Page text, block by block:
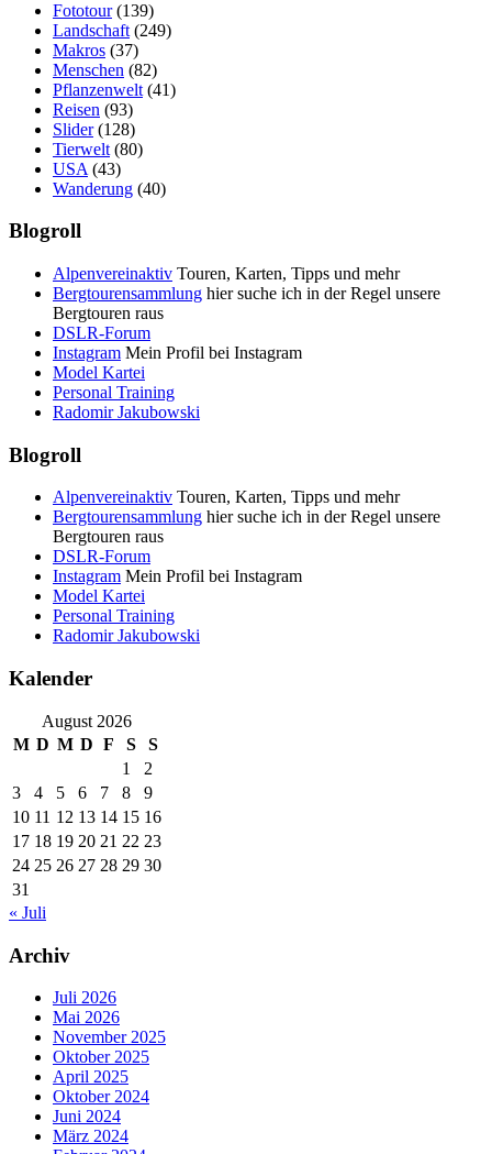
Fototour(139)
Landschaft (249)
Makros (37)
Menschen (82)
Pflanzenwelt (41)
Reisen (93)
Slider(128)
Tierwelt (80)
USA (43)
Wanderung (40)
Blogroll
Alpenvereinaktiv Touren, Karten, Tipps und mehr
Bergtourensammlung hier suche ich in der Regel unsere
Bergtouren raus
DSLR-Forum
Instagram Mein Profil bei Instagram
Model Kartei
Personal Training
Radomir Jakubowski
Blogroll
Alpenvereinaktiv Touren, Karten, Tipps und mehr
Bergtourensammlung hier suche ich in der Regel unsere
Bergtouren raus
DSLR-Forum
Instagram Mein Profil bei Instagram
Model Kartei
Personal Training
Radomir Jakubowski
Kalender
August 2026
M D M D F S
S
1
2
3
4 5 6 7 8
9
10 11 12 13 14 15 16
17 18 19 20 21 22 23
24 25 26 27 28 29 30
31
« Juli
Archiv
Juli 2026
Mai 2026
November 2025
Oktober 2025
April 2025
Oktober 2024
Juni 2024
März 2024